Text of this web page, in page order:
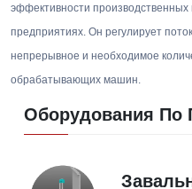
эффективности
предприятиях. Он регулирует
непрерывное и необходимое
обрабатывающих машин.
Оборудования По